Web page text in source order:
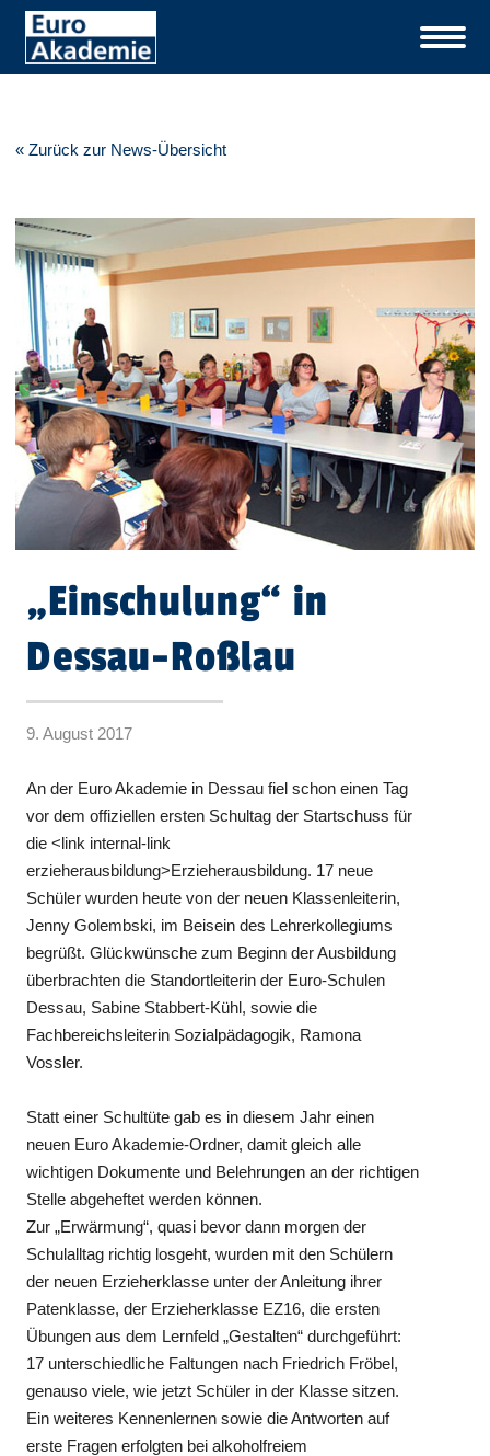
« Zurück zur News-Übersicht
„Einschulung“ in
Dessau-Roßlau
9. August 2017
An der Euro Akademie in Dessau fiel schon einen Tag
vor dem offiziellen ersten Schultag der Startschuss für
die <link internal-link
erzieherausbildung>Erzieherausbildung. 17 neue
Schüler wurden heute von der neuen Klassenleiterin,
Jenny Golembski, im Beisein des Lehrerkollegiums
begrüßt. Glückwünsche zum Beginn der Ausbildung
überbrachten die Standortleiterin der Euro-Schulen
Dessau, Sabine Stabbert-Kühl, sowie die
Fachbereichsleiterin Sozialpädagogik, Ramona
Vossler.
Statt einer Schultüte gab es in diesem Jahr einen
neuen Euro Akademie-Ordner, damit gleich alle
wichtigen Dokumente und Belehrungen an der richtigen
Stelle abgeheftet werden können.
Zur „Erwärmung“, quasi bevor dann morgen der
Schulalltag richtig losgeht, wurden mit den Schülern
der neuen Erzieherklasse unter der Anleitung ihrer
Patenklasse, der Erzieherklasse EZ16, die ersten
Übungen aus dem Lernfeld „Gestalten“ durchgeführt:
17 unterschiedliche Faltungen nach Friedrich Fröbel,
genauso viele, wie jetzt Schüler in der Klasse sitzen.
Ein weiteres Kennenlernen sowie die Antworten auf
erste Fragen erfolgten bei alkoholfreiem